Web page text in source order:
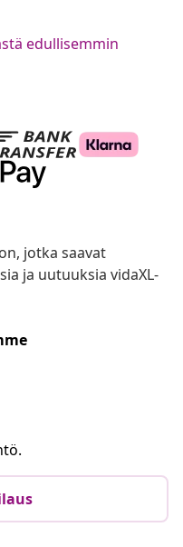
edullisemmin
jotka saavat
ja uutuuksia vidaXL-